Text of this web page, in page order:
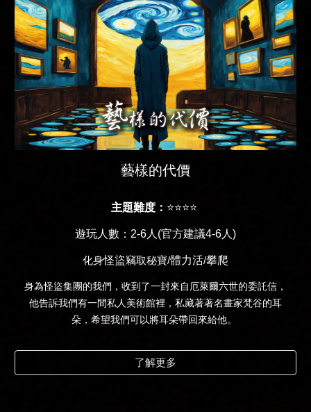
藝樣的代價
主題難度： ⭐⭐⭐⭐
遊玩人數：2-6人(官方建議4-6人)
化身怪盜竊取秘寶/體力活/攀爬
身為怪盜集團的我們，收到了一封來自厄萊爾六世的委託信，
他告訴我們有一間私人美術館裡，私藏著著名畫家梵谷的耳
朵，希望我們可以將耳朵帶回來給他。
了解更多